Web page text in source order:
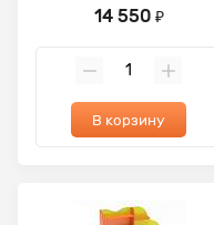
14 550 ₽
В корзину